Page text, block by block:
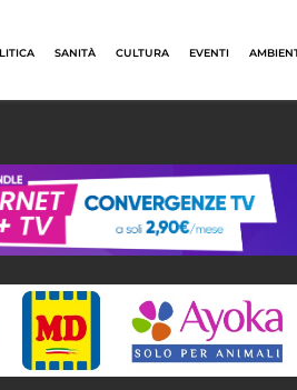
SANITÀ CULTURA EVENTI